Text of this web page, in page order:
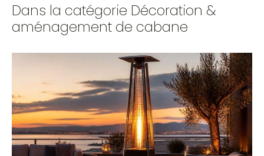
Dans la catégorie Décoration &
aménagement de cabane